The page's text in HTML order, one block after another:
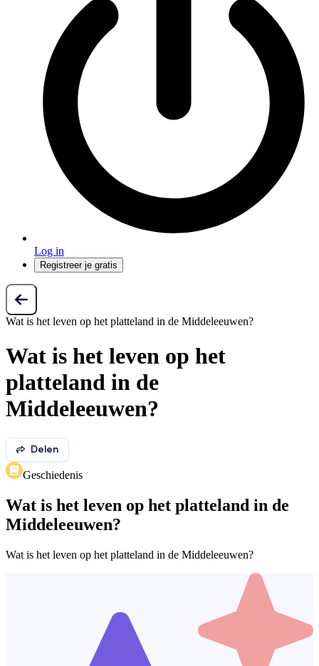
Log in
Registreer je gratis
Wat is het leven op het platteland in de Middeleeuwen?
Wat is het leven op het
platteland in de
Middeleeuwen?
Delen
Geschiedenis
Wat is het leven op het platteland in de
Middeleeuwen?
Wat is het leven op het platteland in de Middeleeuwen?